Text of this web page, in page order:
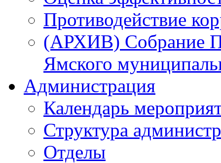
Противодействие
(АРХИВ) Собрание
Ямского
Администрация
Календарь
Структура
Отделы